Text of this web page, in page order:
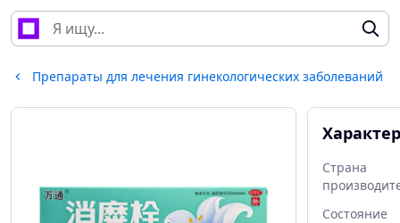
Препараты для лечения гинекологических заболеваний
Страна
Состояние